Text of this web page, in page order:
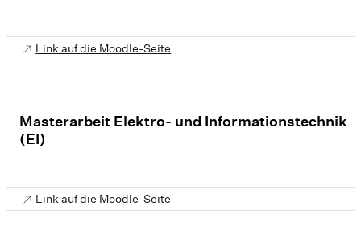
Link auf die Moodle-Seite
Masterarbeit Elektro- und Informationstechnik
(EI)
Link auf die Moodle-Seite